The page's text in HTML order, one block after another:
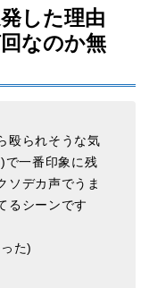
した理由
なのか無
殴られそうな気
で一番印象に残
ソデカ声でうま
るシーンです
た)